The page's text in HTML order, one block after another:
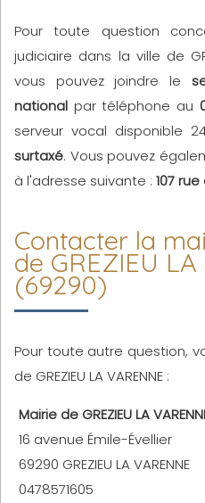
Pour toute question
judiciaire dans la ville de
vous pouvez joindre le
national par téléphone au
serveur vocal disponible
surtaxé. Vous pouvez
à l'adresse suivante : 107
Contacter la
de GREZIEU LA
(69290)
Pour toute autre question,
de GREZIEU LA VARENNE :
Mairie de GREZIEU LA
16 avenue Émile-Évellier
69290 GREZIEU LA VARENNE
0478571605